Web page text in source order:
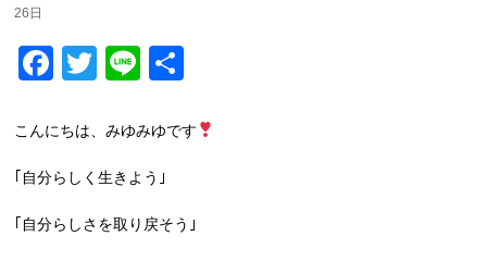
26日
Facebook
Twitter
Line
こんにちは、みゆみゆです
｢自分らしく生きよう｣
｢自分らしさを取り戻そう｣